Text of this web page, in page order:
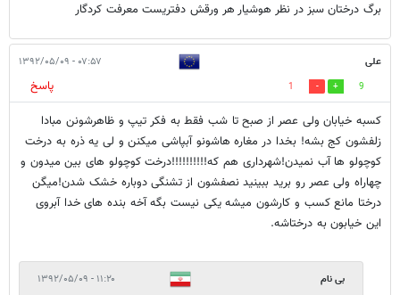
برگ درختان سبز در نظر هوشیار هر ورقش دفتریست معرفت کردگار
علی ۰۷:۵۷ - ۱۳۹۲/۰۵/۰۹
9
1
پاسخ
کسبه خیابان ولی عصر از صبح تا شب فقط به فکر تیپ و ظاهرشونن مبادا
زلفشون کج بشه! بخدا در مغاره هاشونو آبپاشی میکنن و لی یه ذره به درخت
کوچولو ها آب نمیدن!شهرداری هم که!!!!!!!!!!درخت کوچولو های بین میدون و
چهاراه ولی عصر رو برید ببینید نصفشون از تشنگی دوباره خشک شدن!میگن
درختا مانع کسب و کارشون میشه یکی نیست بگه آخه بنده های خدا آبروی
این خیابون به درختاشه.
بی نام ۱۱:۲۰ - ۱۳۹۲/۰۵/۰۹